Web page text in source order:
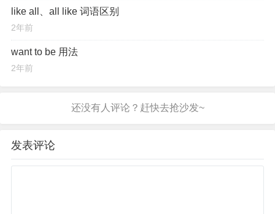
like all、all like 词语区别
2年前
want to be 用法
2年前
发表评论